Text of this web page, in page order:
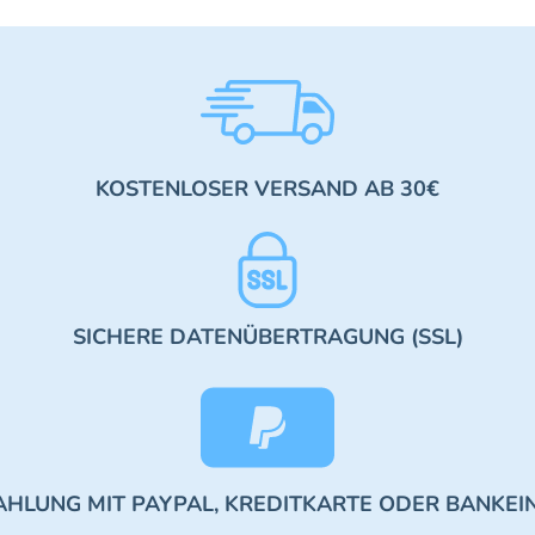
KOSTENLOSER VERSAND AB 30€
SICHERE DATENÜBERTRAGUNG (SSL)
MIT PAYPAL, KREDITKARTE ODER